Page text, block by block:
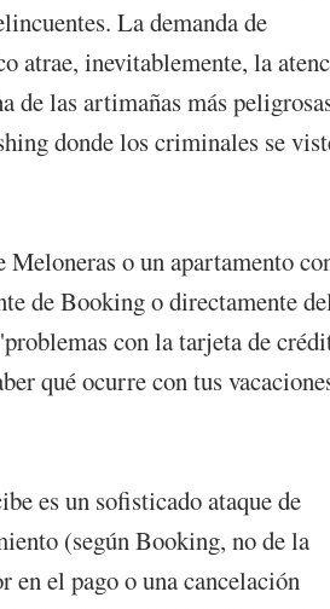
La demanda de
atrae, inevitablemente, la
de las artimañas más
donde los criminales se
o un apartamento
de Booking o directamente
con la tarjeta de
qué ocurre con tus
es un sofisticado ataque de
(según Booking, no de la
en el pago o una cancelación